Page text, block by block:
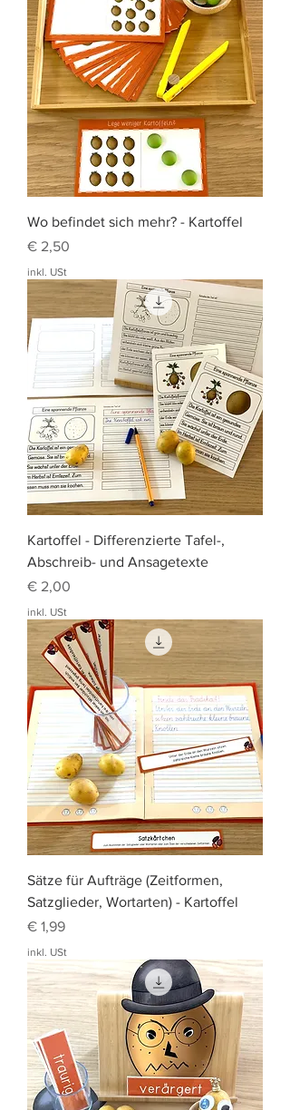
Wo befindet sich mehr? - Kartoffel
Preis
€ 2,50
inkl. USt
Kartoffel - Differenzierte Tafel-,
Abschreib- und Ansagetexte
Preis
€ 2,00
inkl. USt
Sätze für Aufträge (Zeitformen,
Satzglieder, Wortarten) - Kartoffel
Preis
€ 1,99
inkl. USt